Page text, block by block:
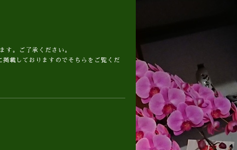
す。ご了承ください。
載しておりますのでそちらをご覧くだ